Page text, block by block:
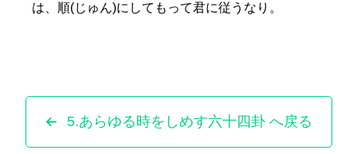
は、順(じゅん)にしてもって君に従うなり。
5.あらゆる時をしめす六十四卦 へ戻る